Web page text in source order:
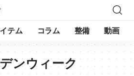
テム コラム 整備 動画
ンウィーク